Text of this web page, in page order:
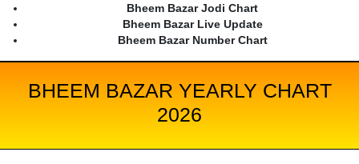
Bheem Bazar Jodi Chart
Bheem Bazar Live Update
Bheem Bazar Number Chart
BHEEM BAZAR YEARLY CHART
2026